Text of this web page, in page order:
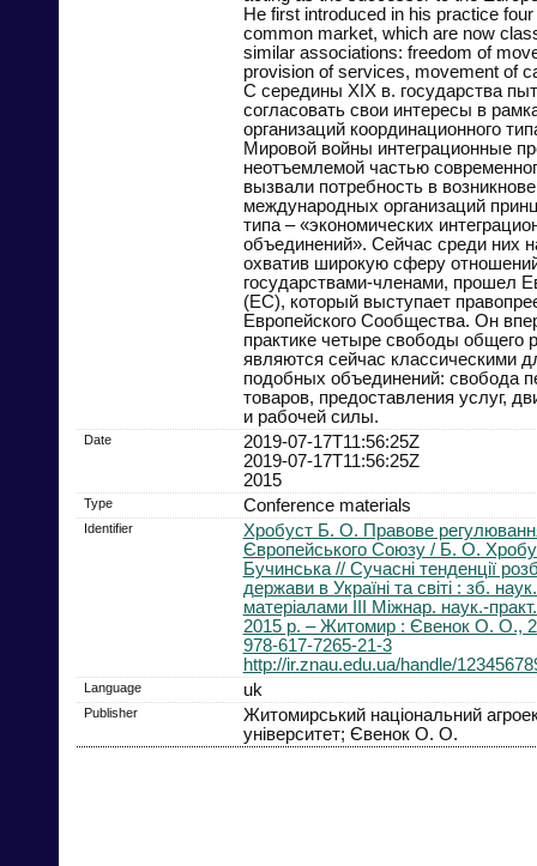
He first introduced in his practice
common market, which are now
similar associations: freedom of
provision of services, movement of
С середины XIX в. государства
согласовать свои интересы в
организаций координационного
Мировой войны интеграционные
неотъемлемой частью
вызвали потребность в
международных организаций
типа – «экономических
объединений». Сейчас среди них
охватив широкую сферу
государствами-членами, прошел
(ЕС), который выступает
Европейского Сообщества. Он
практике четыре свободы общего
являются сейчас классическими
подобных объединений: свобода
товаров, предоставления услуг,
и рабочей силы.
Date
2019-07-17T11:56:25Z
2019-07-17T11:56:25Z
2015
Type Conference materials
Identifier
Хробуст Б. О. Правове
Європейського Союзу / Б. О.
Бучинська // Сучасні тенденції
держави в Україні та світі : зб.
матеріалами ІІІ Міжнар. наук.-
2015 р. – Житомир : Євенок О. О.,
978-617-7265-21-3
http://ir.znau.edu.ua/handle/
Language uk
Publisher
Житомирський національний
університет; Євенок О. О.